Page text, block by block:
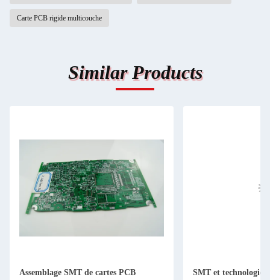
Carte PCB rigide multicouche
Similar Products
Assemblage SMT de cartes PCB
SMT et technologie